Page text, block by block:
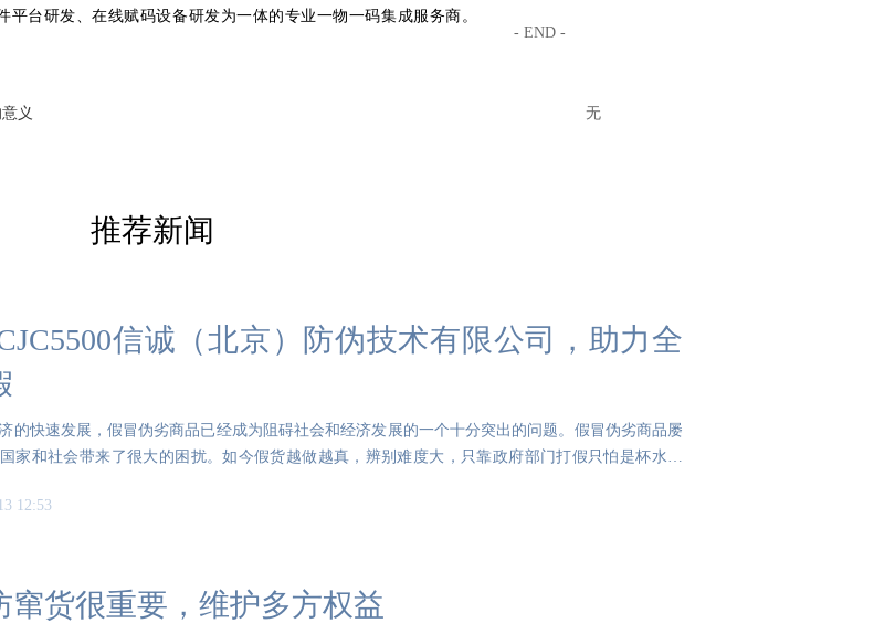
平台研发、在线赋码设备研发为一体的专业一物一码集成服务商。
- END -
义 无
推荐新闻
信诚（北京）防伪技术有限公司，助力全
的快速发展，假冒伪劣商品已经成为阻碍社会和经济发展的一个十分突出的问题。假冒伪劣商品屡
家和社会带来了很大的困扰。如今假货越做越真，辨别难度大，只靠政府部门打假只怕是杯水车
12:53
窜货很重要，维护多方权益